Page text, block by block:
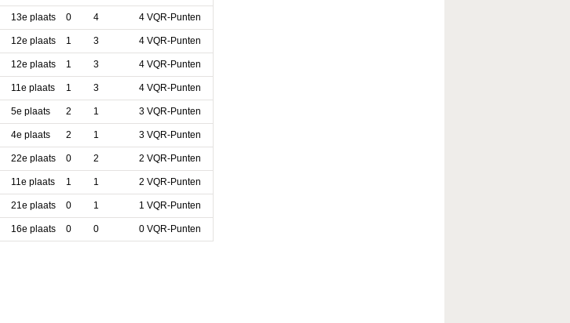
13e plaats 0 4 4 VQR-Punten
12e plaats 1 3 4 VQR-Punten
12e plaats 1 3 4 VQR-Punten
11e plaats 1 3 4 VQR-Punten
5e plaats 2 1 3 VQR-Punten
4e plaats 2 1 3 VQR-Punten
22e plaats 0 2 2 VQR-Punten
11e plaats 1 1 2 VQR-Punten
21e plaats 0 1 1 VQR-Punten
16e plaats 0 0 0 VQR-Punten